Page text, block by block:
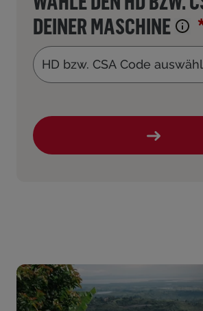
DEINER MASCHINE
HD bzw. CSA Code